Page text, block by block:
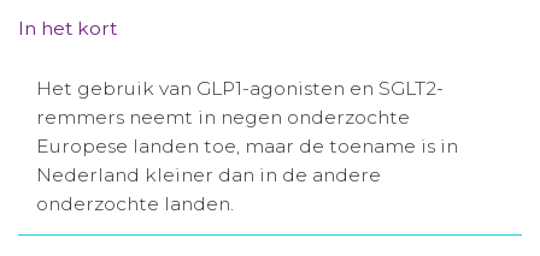
Contact
Winkelwagentje
Aanmelden nieuwsbrief
Inloggen
In het kort
Het gebruik van GLP1-agonisten en SGLT2-
remmers neemt in negen onderzochte
Europese landen toe, maar de toename is in
Nederland kleiner dan in de andere
onderzochte landen.